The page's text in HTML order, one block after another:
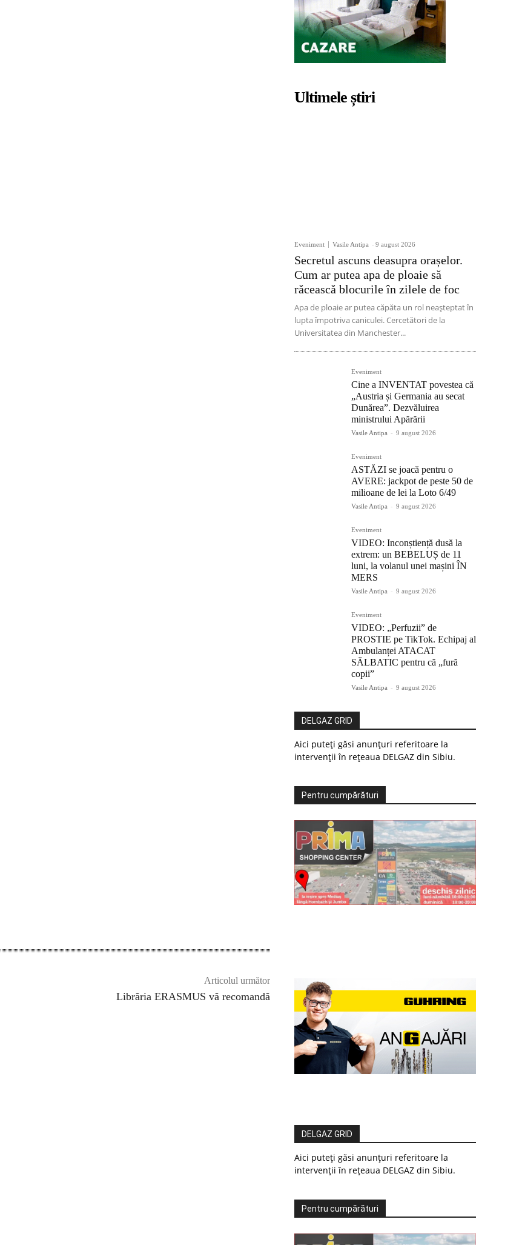
Ultimele știri
Eveniment Vasile Antipa - 9 august 2026
Secretul ascuns deasupra orașelor.
Cum ar putea apa de ploaie să
răcească blocurile în zilele de foc
Apa de ploaie ar putea căpăta un rol neașteptat în
lupta împotriva caniculei. Cercetători de la
Universitatea din Manchester...
Eveniment
Cine a INVENTAT povestea că
„Austria și Germania au secat
Dunărea”. Dezvăluirea
ministrului Apărării
Vasile Antipa - 9 august 2026
Eveniment
ASTĂZI se joacă pentru o
AVERE: jackpot de peste 50 de
milioane de lei la Loto 6/49
Vasile Antipa - 9 august 2026
Eveniment
VIDEO: Inconștiență dusă la
extrem: un BEBELUȘ de 11
luni, la volanul unei mașini ÎN
MERS
Vasile Antipa - 9 august 2026
Eveniment
VIDEO: „Perfuzii” de
PROSTIE pe TikTok. Echipaj al
Ambulanței ATACAT
SĂLBATIC pentru că „fură
copii”
Vasile Antipa - 9 august 2026
DELGAZ GRID
Aici puteți găsi anunțuri referitoare la
intervenții în rețeaua DELGAZ din Sibiu.
Pentru cumpărături
Articolul următor
Librăria ERASMUS vă recomandă
DELGAZ GRID
Aici puteți găsi anunțuri referitoare la
intervenții în rețeaua DELGAZ din Sibiu.
Pentru cumpărături